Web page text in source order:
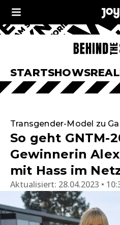
STARTSHOWS
Transgender-Model zu
So geht GNTM-
Gewinnerin
mit Hass im
Aktualisiert: 28.04.2023 •